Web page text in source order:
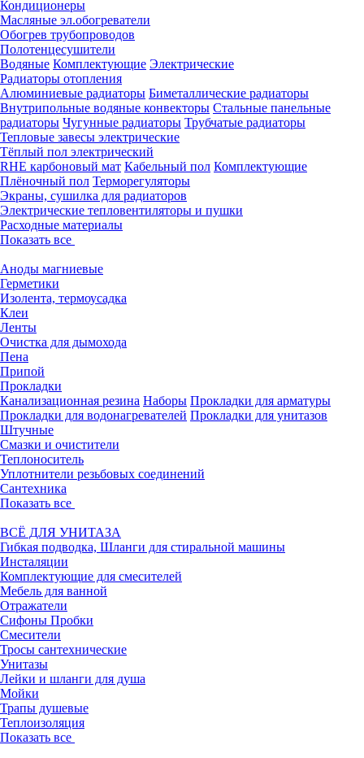
Кондиционеры
Масляные эл.обогреватели
Обогрев трубопроводов
Полотенцесушители
Водяные Комплектующие Электрические
Радиаторы отопления
Алюминиевые радиаторы Биметаллические радиаторы
Внутрипольные водяные конвекторы Стальные панельные
радиаторы Чугунные радиаторы Трубчатые радиаторы
Тепловые завесы электрические
Тёплый пол электрический
RHE карбоновый мат Кабельный пол Комплектующие
Плёночный пол Терморегуляторы
Экраны, сушилка для радиаторов
Электрические тепловентиляторы и пушки
Расходные материалы
Показать все
Аноды магниевые
Герметики
Изолента, термоусадка
Клеи
Ленты
Очистка для дымохода
Пена
Припой
Прокладки
Канализационная резина Наборы Прокладки для арматуры
Прокладки для водонагревателей Прокладки для унитазов
Штучные
Смазки и очистители
Теплоноситель
Уплотнители резьбовых соединений
Сантехника
Показать все
ВСЁ ДЛЯ УНИТАЗА
Гибкая подводка, Шланги для стиральной машины
Инсталяции
Комплектующие для смесителей
Мебель для ванной
Отражатели
Сифоны Пробки
Смесители
Тросы сантехнические
Унитазы
Лейки и шланги для душа
Мойки
Трапы душевые
Теплоизоляция
Показать все